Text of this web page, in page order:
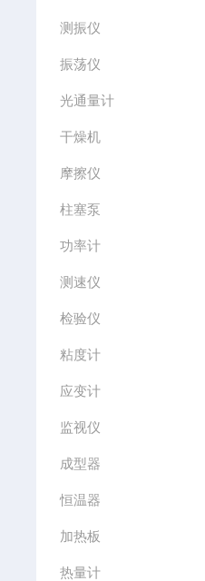
测振仪
振荡仪
光通量计
干燥机
摩擦仪
柱塞泵
功率计
测速仪
检验仪
粘度计
应变计
监视仪
成型器
恒温器
加热板
热量计